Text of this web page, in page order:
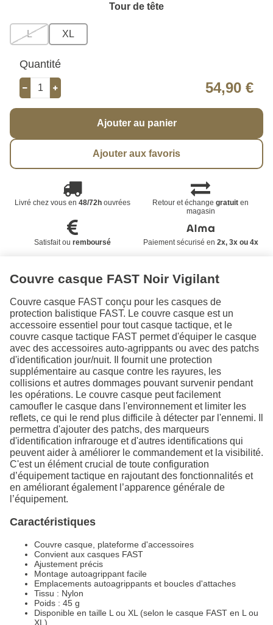
Tour de tête
L XL
Quantité
54,90 €
Ajouter au panier
Ajouter aux favoris
Livré chez vous en 48/72houvrées Retour et échangegratuit en
magasin
Satisfait ou remboursé Paiement sécurisé en 2x, 3x ou 4x
Couvre casque FAST Noir Vigilant
Couvre casque FAST conçu pour les casques de
protection balistique FAST. Le couvre casque est un
accessoire essentiel pour tout casque tactique, et le
couvre casque tactique FAST permet d'équiper le casque
avec des accessoires auto-agrippants ou avec des patchs
d'identification jour/nuit. Il fournit une protection
supplémentaire au casque contre les rayures, les
collisions et autres dommages pouvant survenir pendant
les opérations. Le couvre casque peut facilement
camoufler le casque dans l'environnement et limiter les
reflets, ce qui le rend plus difficile à détecter par l'ennemi. Il
permettra d'ajouter des patchs, des marqueurs
d'identification infrarouge et d'autres identifications qui
peuvent aider à améliorer le commandement et la visibilité.
C'est un élément crucial de toute configuration
d’équipement tactique en rajoutant des fonctionnalités et
en améliorant également l’apparence générale de
l’équipement.
Caractéristiques
Couvre casque, plateforme d'accessoires
Convient aux casques FAST
Ajustement précis
Montage autoagrippant facile
Emplacements autoagrippants et boucles d'attaches
Tissu : Nylon
Poids : 45 g
Disponible en taille L ou XL (selon le casque FAST en L ou
XL)